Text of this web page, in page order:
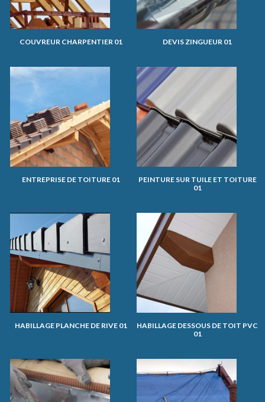
COUVREUR CHARPENTIER 01 DEVIS ZINGUEUR 01
ENTREPRISE DE TOITURE 01
PEINTURE SUR TUILE ET TOITURE
01
HABILLAGE PLANCHE DE RIVE 01
HABILLAGE DESSOUS DE TOIT PVC
01